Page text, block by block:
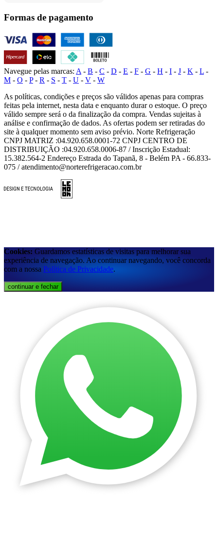
Formas de pagamento
Navegue pelas marcas: A - B - C - D - E - F - G - H - I - J - K - L -
M - O - P- R - S - T - U - V - W
As políticas, condições e preços são válidos apenas para compras
feitas pela internet, nesta data e enquanto durar o estoque. O preço
válido sempre será o da finalização da compra. Vendas sujeitas à
análise e confirmação de dados. As ofertas podem ser retiradas do
site à qualquer momento sem aviso prévio. Norte Refrigeração
CNPJ MATRIZ :04.920.658.0001-72 CNPJ CENTRO DE
DISTRIBUIÇÃO :04.920.658.0006-87 / Inscrição Estadual:
15.382.564-2 Endereço Estrada do Tapanã, 8 - Belém PA - 66.833-
075 / atendimento@norterefrigeracao.com.br
Cookies: Guardamos estatísticas de visitas para melhorar sua
experiência de navegação. Ao continuar navegando, você concorda
com a nossa Política de Privacidade.
continuar e fechar